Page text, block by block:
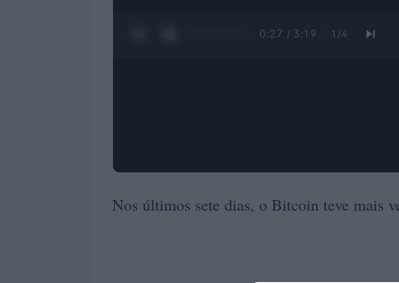
0:28 / 3:19 1 /4
Nos últimos sete dias, o Bitcoin teve mais